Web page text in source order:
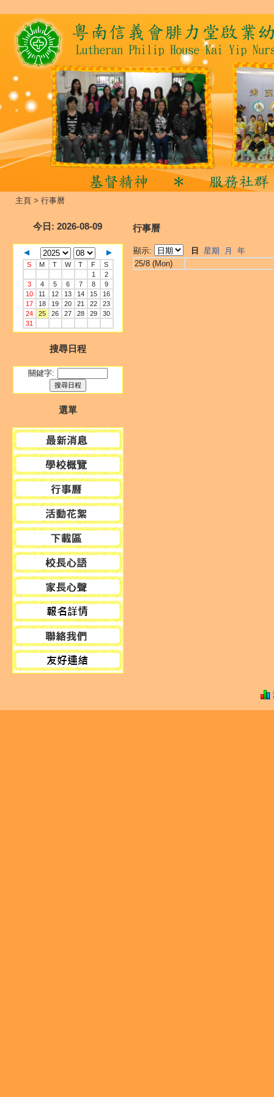
主頁 > 行事曆
今日 : 2026-08-09
S M T W T F
S
1
2
3
4 5 6 7 8
9
10
11 12 13 14 15
16
17
18 19 20 21 22
23
24
25 26 27 28 29
30
31
搜尋日程
關鍵字:
選單
行事曆
顯示: 日 星期 月
年
25/8 (Mon)